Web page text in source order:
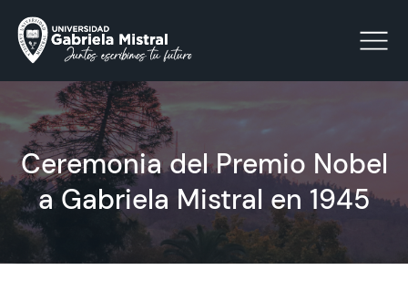
La Universidad
Facultades y Escuelas
Ceremonia del Premio Nobel
a Gabriela Mistral en 1945